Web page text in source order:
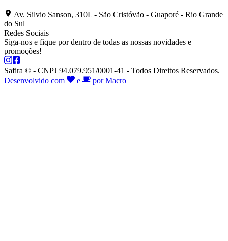
Av. Silvio Sanson, 310L - São Cristóvão - Guaporé - Rio Grande
do Sul
Redes Sociais
Siga-nos e fique por dentro de todas as nossas novidades e
promoções!
Safira © - CNPJ 94.079.951/0001-41 - Todos Direitos Reservados.
Desenvolvido com
e por Macro